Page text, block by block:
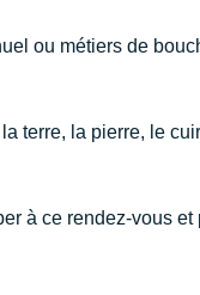
ou métiers de
terre, la pierre, le
à ce rendez-vous